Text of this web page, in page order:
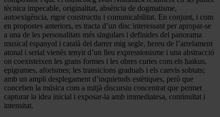
tècnica impecable, originalitat, absència de dogmatisme,
autoexigència, rigor constructiu i comunicabilitat. En conjunt, i com
en propostes anteriors, es tracta d’un disc interessant per apropar-se
a una de les personalitats més singulars i definides del panorama
musical espanyol i català del darrer mig segle, hereu de l’arrelament
atonal i serial vienès tenyit d’un lleu expressionisme i una abstracció
on coexisteixen les grans formes i les obres curtes com els haikus,
epigrames, aforismes; les transicions graduals i els canvis sobtats;
amb un ampli desplegament d’inquietuds estètiques, però que
conceben la música com a mitjà discursiu concentrat que permet
capturar la idea inicial i exposar-la amb immediatesa, continuïtat i
intensitat.